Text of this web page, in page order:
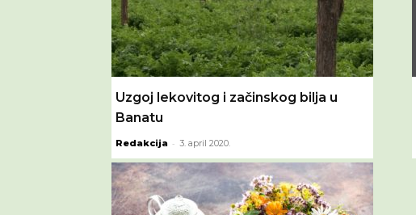
Uzgoj lekovitog i začinskog bilja u
Banatu
Redakcija - 3. april 2020.